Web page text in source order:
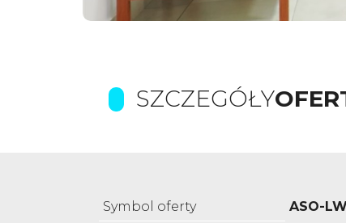
SZCZEGÓŁY
Symbol oferty
ASO-